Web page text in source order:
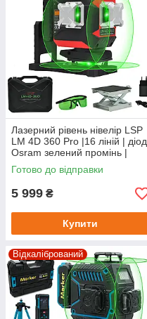
Лазерний рівень нівелір LSP
LM 4D 360 Pro |16 ліній | діод
Osram зелений промінь |
будівельний лазерний рівень
Готово до відправки
5 999 ₴
Купити
Відкалібрований